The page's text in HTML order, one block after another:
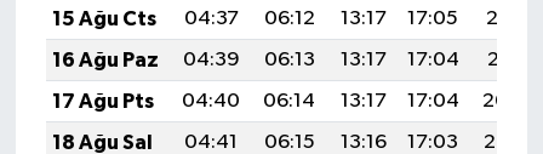
15 Ağu Cts
04:37 06:12 13:17 17:05
20:12
16 Ağu Paz
04:39 06:13 13:17 17:04
20:11
17 Ağu Pts
04:40 06:14 13:17 17:04
20:09
18 Ağu Sal
04:41 06:15 13:16 17:03
20:08